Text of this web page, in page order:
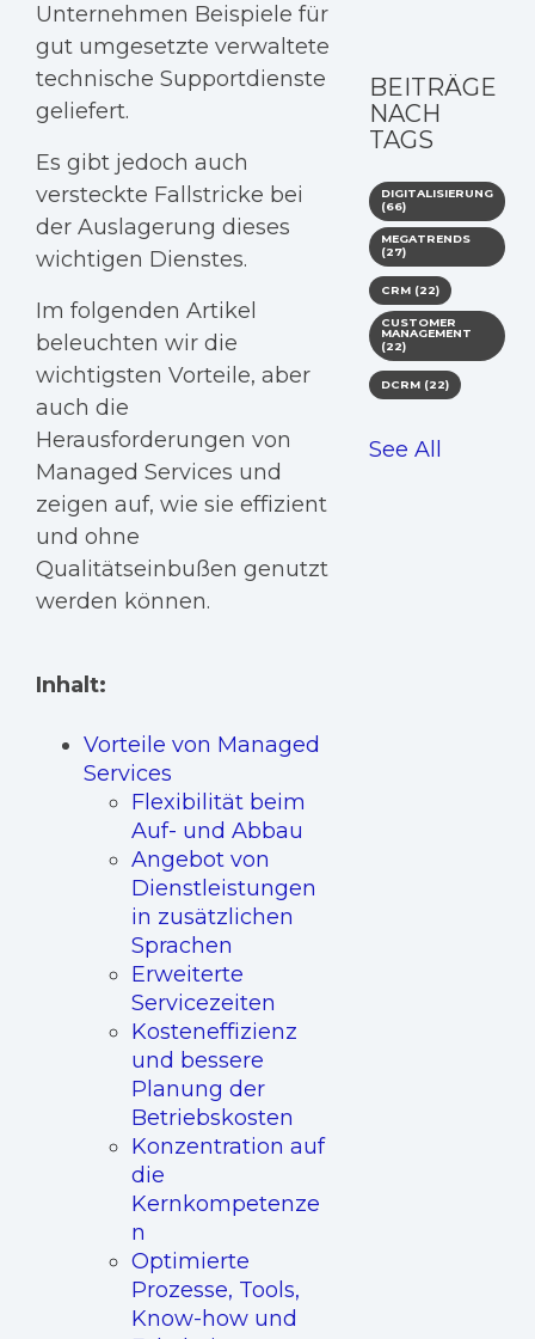
Unternehmen Beispiele für
gut umgesetzte verwaltete
technische Supportdienste
geliefert.
Es gibt jedoch auch
versteckte Fallstricke bei
der Auslagerung dieses
wichtigen Dienstes.
Im folgenden Artikel
beleuchten wir die
wichtigsten Vorteile, aber
auch die
Herausforderungen von
Managed Services und
zeigen auf, wie sie effizient
und ohne
Qualitätseinbußen genutzt
werden können.
Inhalt:
Vorteile von Managed
Services
Flexibilität beim
Auf- und Abbau
Angebot von
Dienstleistungen
in zusätzlichen
Sprachen
Erweiterte
Servicezeiten
Kosteneffizienz
und bessere
Planung der
Betriebskosten
Konzentration auf
die
Kernkompetenze
n
Optimierte
Prozesse, Tools,
Know-how und
BEITRÄGE
NACH
TAGS
DIGITALISIERUNG
(66)
MEGATRENDS
(27)
CRM (22)
CUSTOMER
MANAGEMENT
(22)
DCRM (22)
See All